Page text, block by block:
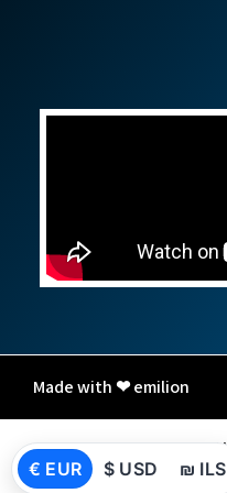
Made with ❤ emilion
עברית
€ EUR $ USD ₪ ILS